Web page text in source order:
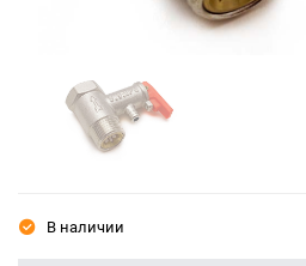
В наличии